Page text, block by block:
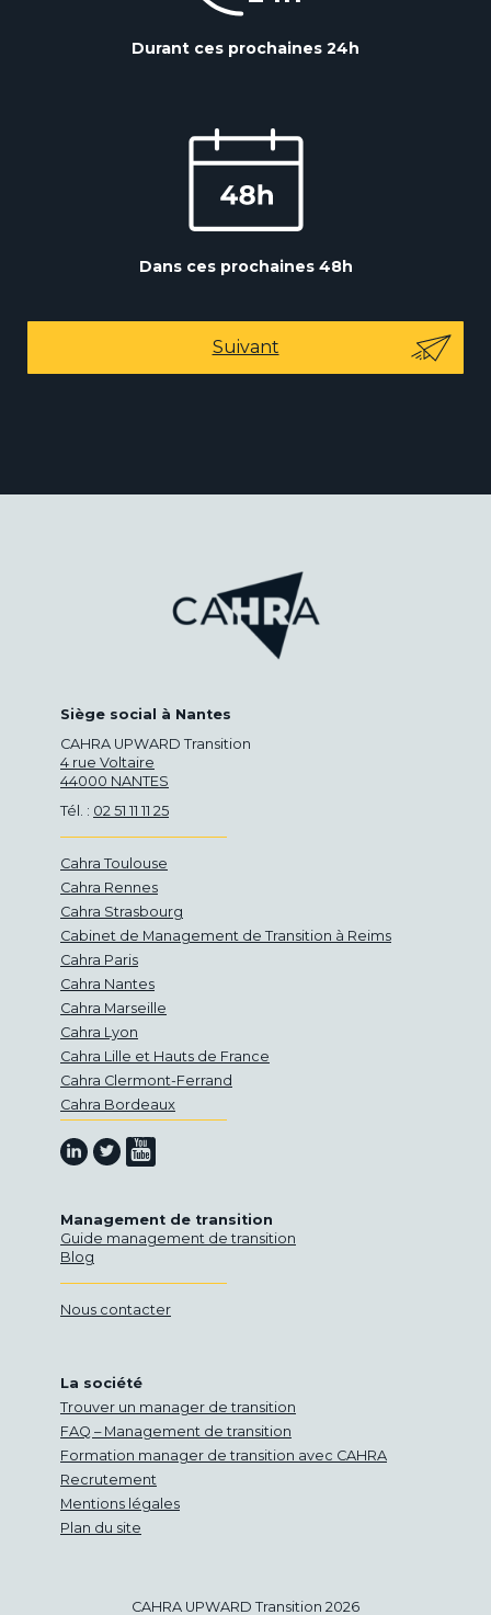
Durant ces prochaines 24h
Dans ces prochaines 48h
Suivant
Siège social à Nantes
CAHRA UPWARD Transition
4 rue Voltaire
44000 NANTES
Tél. : 02 51 11 11 25
Cahra Toulouse
Cahra Rennes
Cahra Strasbourg
Cabinet de Management de Transition à Reims
Cahra Paris
Cahra Nantes
Cahra Marseille
Cahra Lyon
Cahra Lille et Hauts de France
Cahra Clermont-Ferrand
Cahra Bordeaux
Retrouvez-nous sur Linkedin
Retrouvez-nous sur Twitter
Retrouvez-nous sur Youtube
Management de transition
Guide management de transition
Blog
Nous contacter
La société
Trouver un manager de transition
FAQ – Management de transition
Formation manager de transition avec CAHRA
Recrutement
Mentions légales
Plan du site
CAHRA UPWARD Transition 2026